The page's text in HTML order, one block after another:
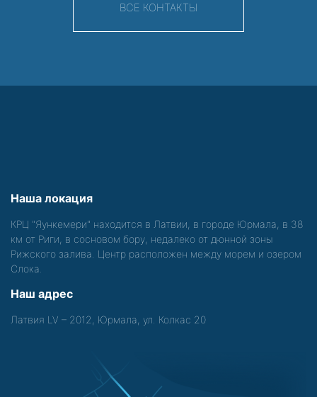
ВСЕ КОНТАКТЫ
Наша локация
КРЦ "Яункемери" находится в Латвии, в городе Юрмала, в 38
км от Риги, в сосновом бору, недалеко от дюнной зоны
Рижского залива. Центр расположен между морем и озером
Слока.
Наш адрес
Латвия LV – 2012, Юрмала, ул. Колкас 20